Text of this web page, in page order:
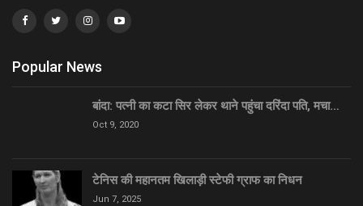
Popular News
बांदा: पत्नी का कटा सिर लेकर थाने पहुंचा दरिंदा पति, मचा…
Oct 9, 2020
टेनिस की महानतम खिलाड़ी स्टेफी ग्राफ का निधन
Jun 7, 2025